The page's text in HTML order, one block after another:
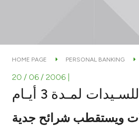
HOME PAGE PERSONAL BANKING
20 / 06 / 2006
لمـدة 3 أيـام
ويستقطب شرائح جدية